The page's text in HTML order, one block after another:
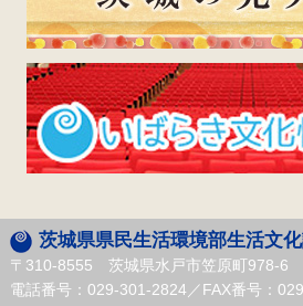
茨城県県民生活環境部生活文
〒310-8555 茨城県水戸市笠原町978-6
電話番号：029-301-2824／FAX番号：